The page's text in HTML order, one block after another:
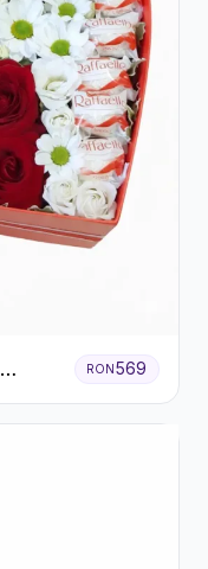
RON569